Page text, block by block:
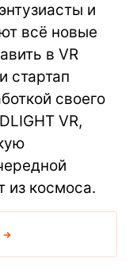
и
всё новые
в VR
стартап
своего
VR,
из космоса.